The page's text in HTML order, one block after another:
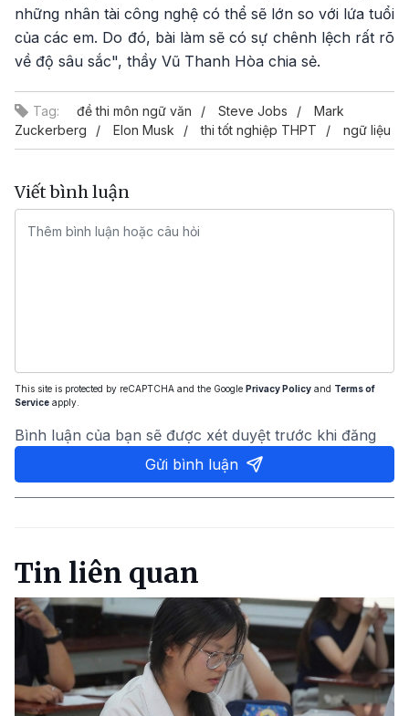
những nhân tài công nghệ có thể sẽ lớn so với lứa tuổi
của các em. Do đó, bài làm sẽ có sự chênh lệch rất rõ
về độ sâu sắc", thầy Vũ Thanh Hòa chia sẻ.
Tag: đề thi môn ngữ văn Steve Jobs
Mark
Zuckerberg
Elon Musk thi tốt nghiệp THPT ngữ liệu
Viết bình luận
This site is protected by reCAPTCHA and the Google Privacy Policy and Terms of
Service apply.
Bình luận của bạn sẽ được xét duyệt trước khi đăng
Gửi bình luận
Tin liên quan